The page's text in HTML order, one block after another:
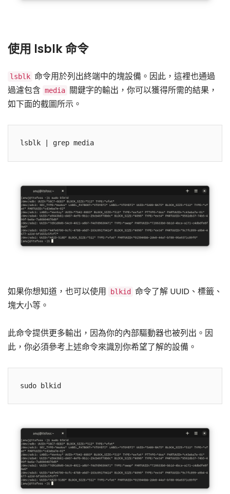
使用 lsblk 命令
lsblk 命令用於列出終端中的塊設備。因此，這裡也通過
過濾包含 media 關鍵字的輸出，你可以獲得所需的結果，
如下面的截圖所示。
如果你想知道，也可以使用 blkid
命令了解 UUID、標籤、
塊大小等。
此命令提供更多輸出，因為你的內部驅動器也被列出。因
此，你必須參考上述命令來識別你希望了解的設備。